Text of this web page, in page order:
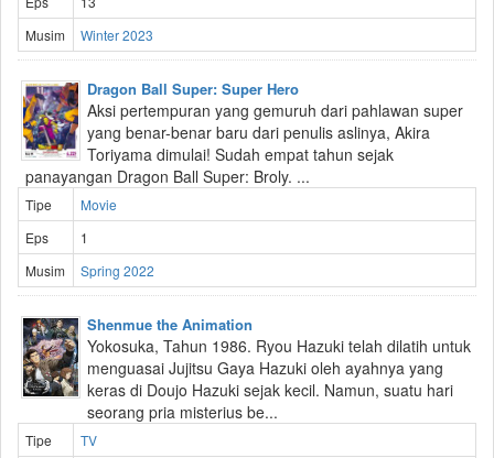
Musim
Winter 2023
Dragon Ball Super: Super Hero
Aksi pertempuran yang gemuruh dari pahlawan super
yang benar-benar baru dari penulis aslinya, Akira
Toriyama dimulai! Sudah empat tahun sejak
panayangan Dragon Ball Super: Broly. ...
Tipe
Movie
Eps
1
Musim
Spring 2022
Shenmue the Animation
Yokosuka, Tahun 1986. Ryou Hazuki telah dilatih untuk
menguasai Jujitsu Gaya Hazuki oleh ayahnya yang
keras di Doujo Hazuki sejak kecil. Namun, suatu hari
seorang pria misterius be...
Tipe
TV